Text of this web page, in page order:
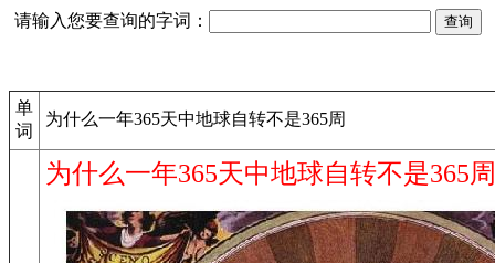
请输入您要查询的字词：
单
词
为什么一年365天中地球自转不是365周
为什么一年365天中地球自转不是365周